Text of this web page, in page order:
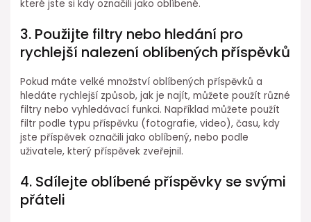
které jste si kdy označili jako oblíbené.
3. Použijte filtry nebo hledání pro
rychlejší nalezení oblíbených příspěvků
Pokud máte velké množství oblíbených příspěvků a
hledáte rychlejší způsob, jak je najít, můžete použít různé
filtry nebo vyhledávací funkci. Například můžete použít
filtr podle typu příspěvku (fotografie, video), času, kdy
jste příspěvek označili jako oblíbený, nebo podle
uživatele, který příspěvek zveřejnil.
4. Sdílejte oblíbené příspěvky se svými
přáteli